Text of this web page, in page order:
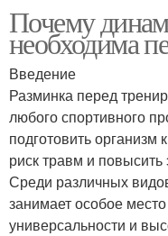
Почему
необходима
Введение
Разминка перед
любого спортивного
подготовить организм
риск травм и
Среди различных
занимает особое
универсальности и